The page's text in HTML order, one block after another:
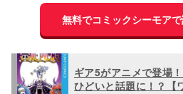
無料でコミックシーモア
ギア5がアニメで登場
ひどいと話題に！？【